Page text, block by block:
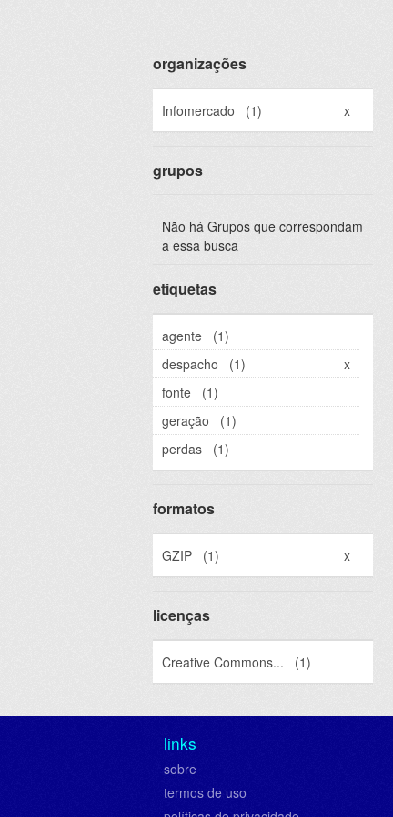
organizações
Infomercado (1) x
grupos
Não há Grupos que correspondam
a essa busca
etiquetas
agente
(1)
despacho
(1)
x
fonte
(1)
geração
(1)
perdas
(1)
formatos
GZIP (1) x
licenças
Creative Commons... (1)
links
sobre
termos de uso